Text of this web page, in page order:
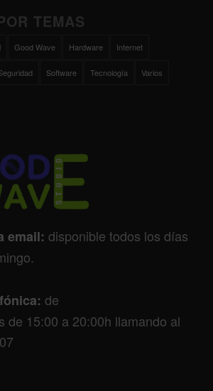
TEMAS
Good Wave Hardware Internet
Software Tecnología Varios
email: disponible todos los días
de
de 15:00 a 20:00h llamando al